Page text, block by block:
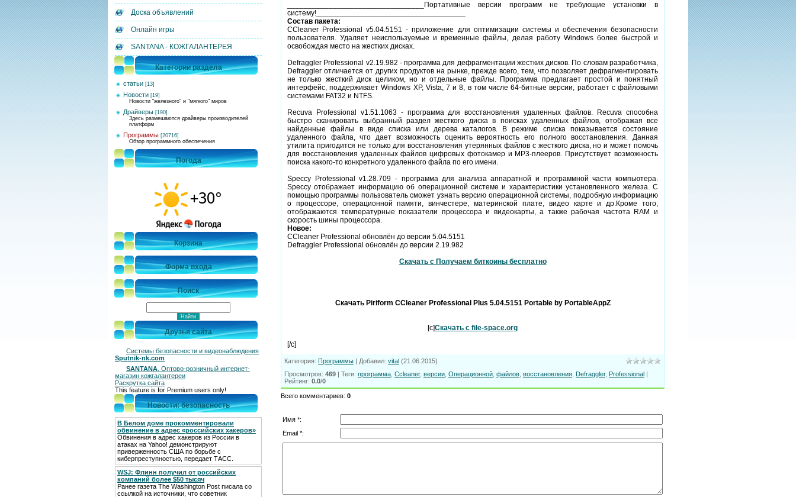
Доска объявлений
Онлайн игры
SANTANA - КОЖГАЛАНТЕРЕЯ
Категории раздела
статьи [13]
Новости [19]
Новости "железного" и "мягкого" миров
Драйверы [190]
Здесь размешаются драйверы производителей
платформ
Программы [20716]
Обзор программного обеспечения
Погода
Корзина
Форма входа
Поиск
Друзья сайта
Системы безопасности и видеонаблюдения
Sputnik-nk.com
SANTANA . Оптово-розничный интернет-
магазин кожгалантереи
Раскрутка сайта
This feature is for Premium users only!
Новости: безопасность
В Белом доме прокомментировали
обвинение в адрес «российских хакеров»
Обвинения в адрес хакеров из России в
атаках на Yahoo! демонстрируют
приверженность США по борьбе с
киберпреступностью, передает ТАСС.
WSJ: Флинн получил от российских
компаний более $50 тысяч
Ранее газета The Washington Post писала со
ссылкой на источники, что советник
_________________________________Портативные версии программ не требующие установки в
систему!____________________________________
Состав пакета:
CCleaner Professional v5.04.5151 - приложение для оптимизации системы и обеспечения безопасности
пользователя. Удаляет неиспользуемые и временные файлы, делая работу Windows более быстрой и
освобождая место на жестких дисках.
Defraggler Professional v2.19.982 - программа для дефрагментации жестких дисков. По словам разработчика,
Defraggler отличается от других продуктов на рынке, прежде всего, тем, что позволяет дефрагментировать
не только жесткий диск целиком, но и отдельные файлы. Программа предлагает простой и понятный
интерфейс, поддерживает Windows XP, Vista, 7 и 8, в том числе 64-битные версии, работает с файловыми
системами FAT32 и NTFS.
Recuva Professional v1.51.1063 - программа для восстановления удаленных файлов. Recuva способна
быстро сканировать выбранный раздел жесткого диска в поисках удаленных файлов, отображая все
найденные файлы в виде списка или дерева каталогов. В режиме списка показывается состояние
удаленного файла, что дает возможность оценить вероятность его полного восстановления. Данная
утилита пригодится не только для восстановления утерянных файлов с жесткого диска, но и может помочь
для восстановления удаленных файлов цифровых фотокамер и MP3-плееров. Присутствует возможность
поиска какого-то конкретного удаленного файла по его имени.
Speccy Professional v1.28.709 - программа для анализа аппаратной и программной части компьютера.
Speccy отображает информацию об операционной системе и характеристики установленного железа. С
помощью программы пользователь сможет узнать версию операционной системы, подробную информацию
о процессоре, операционной памяти, винчестере, материнской плате, видео карте и др.Кроме того,
отображаются температурные показатели процессора и видеокарты, а также рабочая частота RAM и
скорость шины процессора.
Новое:
CCleaner Professional обновлён до версии 5.04.5151
Defraggler Professional обновлён до версии 2.19.982
Скачать с Получаем биткоины бесплатно
Скачать Piriform CCleaner Professional Plus 5.04.5151 Portable by PortableAppZ
[c]Скачать с file-space.org
[/c]
Категория: Программы Добавил: vital (21.06.2015)
Просмотров: 469 Теги: программа Ccleaner, версии Операционной файлов восстановления Defraggler, Professional
Рейтинг: 0.0/0
Всего комментариев: 0
Имя *:
Email *: